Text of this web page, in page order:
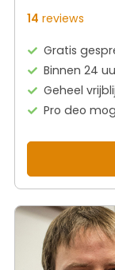
14 reviews
Gratis
Binnen 24
Geheel
Pro deo